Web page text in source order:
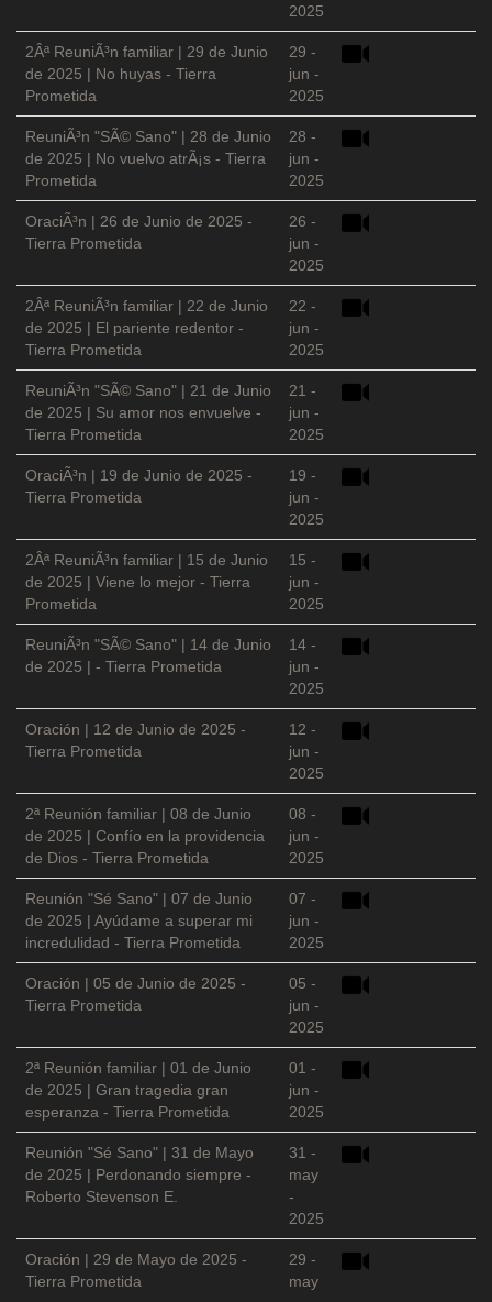
2025
2Âª ReuniÃ³n familiar | 29 de Junio
de 2025 | No huyas - Tierra
Prometida
29 -
jun -
2025
ReuniÃ³n "SÃ© Sano" | 28 de Junio
de 2025 | No vuelvo atrÃ¡s - Tierra
Prometida
28 -
jun -
2025
OraciÃ³n | 26 de Junio de 2025 -
Tierra Prometida
26 -
jun -
2025
2Âª ReuniÃ³n familiar | 22 de Junio
de 2025 | El pariente redentor -
Tierra Prometida
22 -
jun -
2025
ReuniÃ³n "SÃ© Sano" | 21 de Junio
de 2025 | Su amor nos envuelve -
Tierra Prometida
21 -
jun -
2025
OraciÃ³n | 19 de Junio de 2025 -
Tierra Prometida
19 -
jun -
2025
2Âª ReuniÃ³n familiar | 15 de Junio
de 2025 | Viene lo mejor - Tierra
Prometida
15 -
jun -
2025
ReuniÃ³n "SÃ© Sano" | 14 de Junio
de 2025 | - Tierra Prometida
14 -
jun -
2025
Oración | 12 de Junio de 2025 -
Tierra Prometida
12 -
jun -
2025
2ª Reunión familiar | 08 de Junio
de 2025 | Confío en la providencia
de Dios - Tierra Prometida
08 -
jun -
2025
Reunión "Sé Sano" | 07 de Junio
de 2025 | Ayúdame a superar mi
incredulidad - Tierra Prometida
07 -
jun -
2025
Oración | 05 de Junio de 2025 -
Tierra Prometida
05 -
jun -
2025
2ª Reunión familiar | 01 de Junio
de 2025 | Gran tragedia gran
esperanza - Tierra Prometida
01 -
jun -
2025
Reunión "Sé Sano" | 31 de Mayo
de 2025 | Perdonando siempre -
Roberto Stevenson E.
31 -
may
-
2025
Oración | 29 de Mayo de 2025 -
Tierra Prometida
29 -
may